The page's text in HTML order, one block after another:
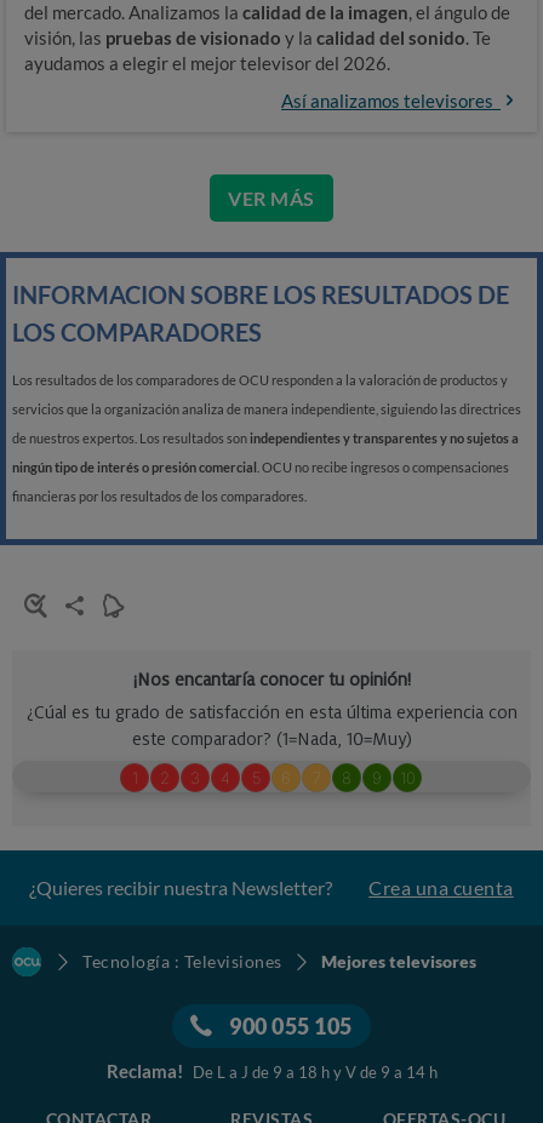
del mercado. Analizamos la calidad de la imagen, el ángulo de
visión, las pruebas de visionado y la calidad del sonido. Te
ayudamos a elegir el mejor televisor del 2026.
Así analizamos televisores
VER MÁS
INFORMACION SOBRE LOS RESULTADOS DE
LOS COMPARADORES
Los resultados de los comparadores de OCU responden a la valoración de productos y
servicios que la organización analiza de manera independiente, siguiendo las directrices
de nuestros expertos. Los resultados son independientes y transparentes y no sujetos a
ningún tipo de interés o presión comercial
. OCU no recibe ingresos o compensaciones
financieras por los resultados de los comparadores.
¿Quieres recibir nuestra Newsletter? Crea una cuenta
Tecnología : Televisiones Mejores televisores
900 055 105
Reclama! De L a J de 9 a 18 h y V de 9 a 14 h